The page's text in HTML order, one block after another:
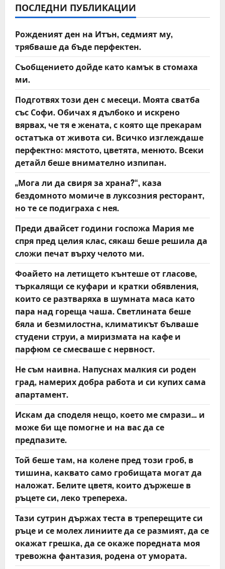
v
i
g
a
t
i
o
n
ПОСЛЕДНИ ПУБЛИКАЦИИ
Рожденият ден на Итън, седмият му,
трябваше да бъде перфектен.
Съобщението дойде като камък в стомаха
ми.
Подготвях този ден с месеци. Моята сватба
със Софи. Обичах я дълбоко и искрено
вярвах, че тя е жената, с която ще прекарам
остатъка от живота си. Всичко изглеждаше
перфектно: мястото, цветята, менюто. Всеки
детайл беше внимателно изпипан.
„Мога ли да свиря за храна?“, каза
бездомното момиче в луксозния ресторант,
но те се подиграха с нея.
Преди двайсет години госпожа Мария ме
спря пред целия клас, сякаш беше решила да
сложи печат върху челото ми.
Фоайето на летището кънтеше от гласове,
търкалящи се куфари и кратки обявления,
които се разтваряха в шумната маса като
пара над гореща чаша. Светлината беше
бяла и безмилостна, климатикът бълваше
студени струи, а миризмата на кафе и
парфюм се смесваше с нервност.
Не съм наивна. Напуснах малкия си роден
град, намерих добра работа и си купих сама
апартамент.
Искам да споделя нещо, което ме смрази… и
може би ще помогне и на вас да се
предпазите.
Той беше там, на колене пред този гроб, в
тишина, каквато само гробищата могат да
наложат. Белите цветя, които държеше в
ръцете си, леко трепереха.
Тази сутрин държах теста в треперещите си
ръце и се молех линиите да се размият, да се
окажат грешка, да се окаже поредната моя
тревожна фантазия, родена от умората.